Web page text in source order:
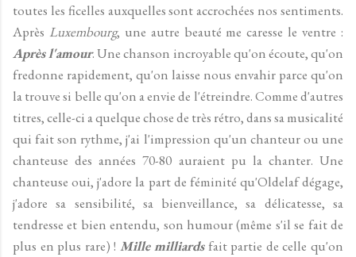
toutes les ficelles auxquelles sont accrochées nos sentiments.
Après Luxembourg, une autre beauté me caresse le ventre :
Après l'amour. Une chanson incroyable qu'on écoute, qu'on
fredonne rapidement, qu'on laisse nous envahir parce qu'on
la trouve si belle qu'on a envie de l'étreindre. Comme d'autres
titres, celle-ci a quelque chose de très rétro, dans sa musicalité
qui fait son rythme, j'ai l'impression qu'un chanteur ou une
chanteuse des années 70-80 auraient pu la chanter. Une
chanteuse oui, j'adore la part de féminité qu'Oldelaf dégage,
j'adore sa sensibilité, sa bienveillance, sa délicatesse, sa
tendresse et bien entendu, son humour (même s'il se fait de
plus en plus rare) ! Mille milliardsfait partie de celle qu'on